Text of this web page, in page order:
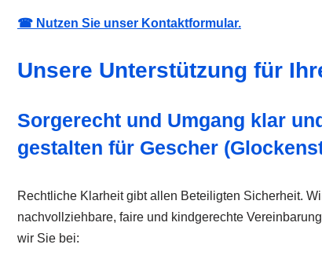
☎ Nutzen Sie unser Kontaktformular.
Unsere Unterstützung für
Sorgerecht und Umgang klar
gestalten für Gescher
Rechtliche Klarheit gibt allen Beteiligten Sicherheit.
nachvollziehbare, faire und kindgerechte
wir Sie bei: